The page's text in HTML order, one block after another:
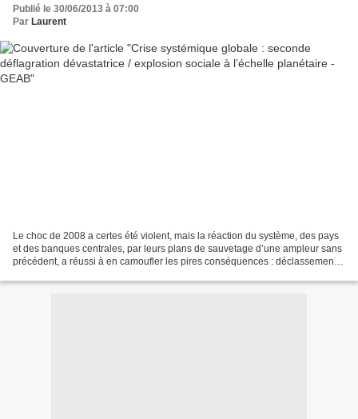
Publié le 30/06/2013 à 07:00
Par Laurent
Le choc de 2008 a certes été violent, mais la réaction du système, des pays
et des banques centrales, par leurs plans de sauvetage d’une ampleur sans
précédent, a réussi à en camoufler les pires conséquences : déclassement